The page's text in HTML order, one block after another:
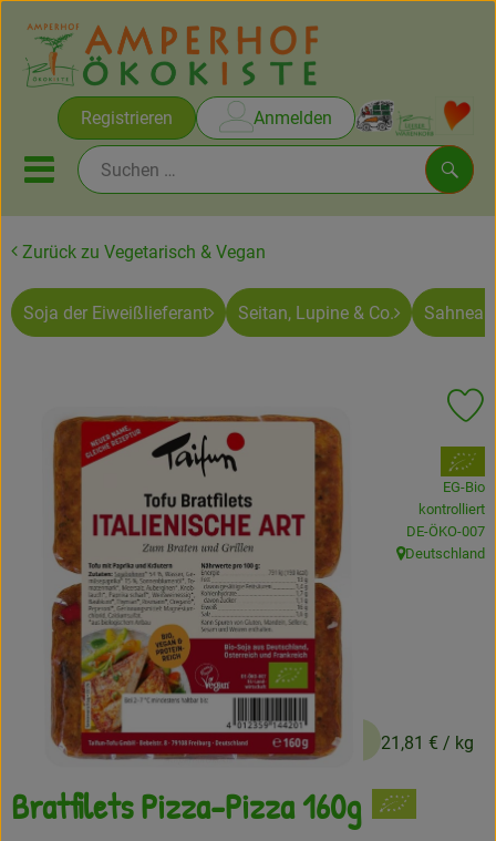
Registrieren Anmelden
Mobiles Menu öffnen oder
Rezepte
Ökokisten
Obst & Gemüse
Frisches
Angebote
Haltbares
Getränke
Naturkosmetik
Zurück zu Vegetarisch & Vegan
Soja der Eiweißlieferant Seitan, Lupine & Co.
Bratfilets Pizza-Pizza 160g
3,49 € / 160g 21,81 € / kg
, Verband:
EG-Bio
kontrolliert
, Kontrollstelle:
DE-ÖKO-007
, Herkunft:
Deutschland